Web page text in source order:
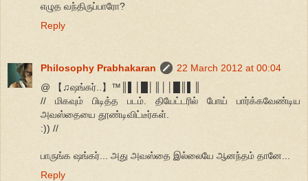
எழுத வந்திருப்பாரோ?
Reply
Philosophy Prabhakaran
22 March 2012 at 00:04
@ 【♫ஷங்கர்..】™║▌│█│║││█║▌║
// மிகவும் பிடித்த படம். தியேட்டரில் போய் பார்க்கவேண்டிய
அவஸ்தையை தூண்டிவிட்டீர்கள்.
:)) //
பாருங்க ஷங்கர்... அது அவஸ்தை இல்லையே ஆனந்தம் தானே...
Reply